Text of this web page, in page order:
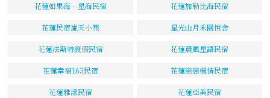
花蓮如果海．星海民宿 花蓮加勒比海民宿
花蓮民宿嵐天小築 星光山月禾園悅舍
花蓮法斯特渡假民宿 花蓮晨風星語民宿
花蓮幸福163民宿 花蓮戀戀楓情民宿
花蓮雅漾民宿 花蓮亞美民宿